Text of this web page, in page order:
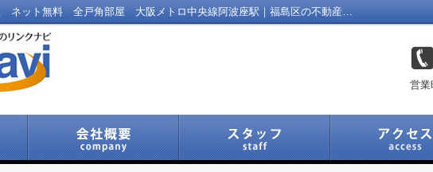
イディオスの｜大阪市西区 ネット無料 全戸角部屋 大阪メトロ中央線阿波座駅｜福島区の不動産｜Link Navi 福島店
営業